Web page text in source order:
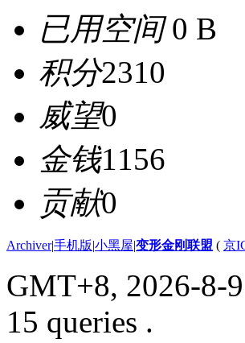
已用空间0 B
积分2310
威望0
金钱1156
贡献0
Archiver|手机版|小黑屋|变形金刚联盟 ( 京
GMT+8, 2026-8-
15 queries .